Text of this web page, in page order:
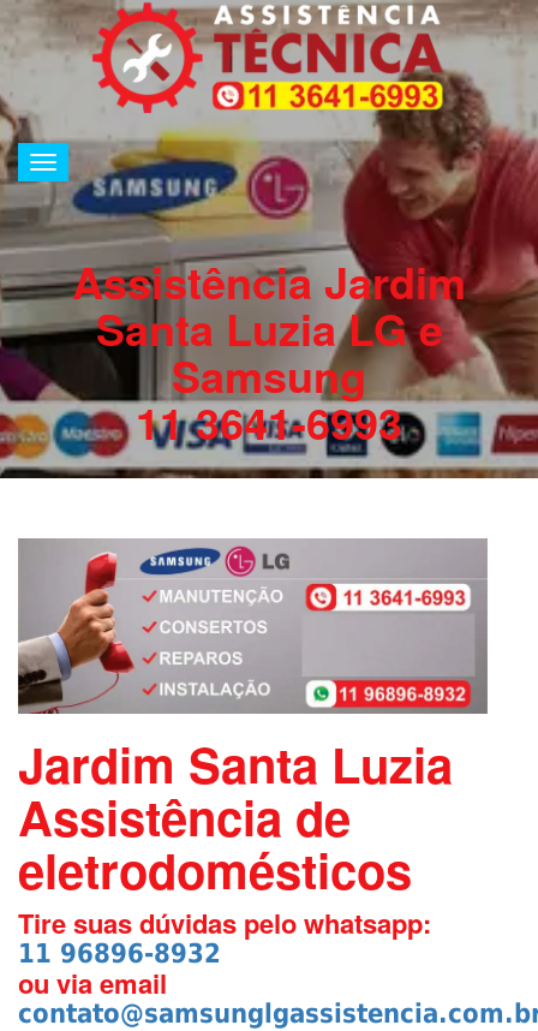
Alternar
de
navegação
Assistência Jardim
Santa Luzia LG e
Samsung
11 3641-6993
Jardim Santa Luzia
Assistência de
eletrodomésticos
Tire suas dúvidas pelo whatsapp:
11 96896-8932
ou via email